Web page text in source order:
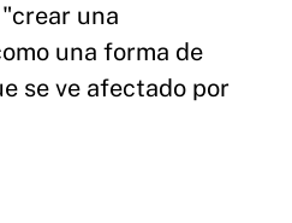
una
una forma de
se ve afectado por